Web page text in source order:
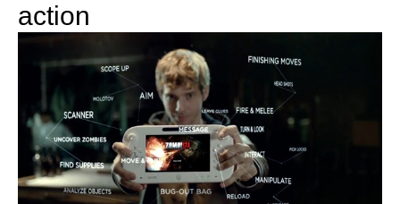
action